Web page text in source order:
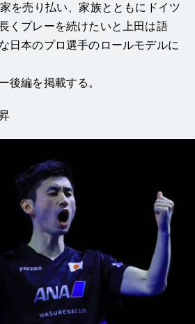
を売り払い、家族とともにドイツ
くプレーを続けたいと上田は語
日本のプロ選手のロールモデルに
後編を掲載する。